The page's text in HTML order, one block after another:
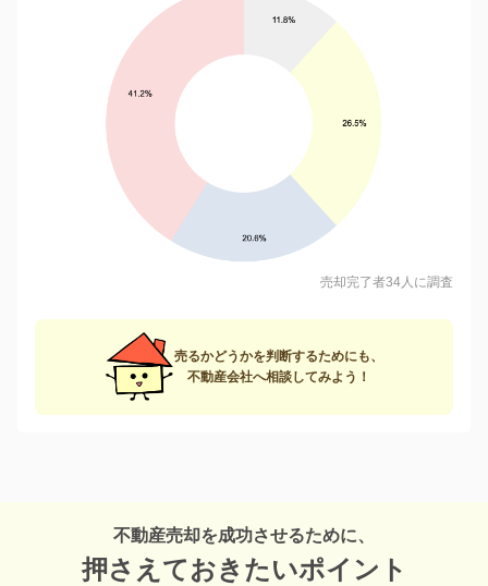
売却完了者34人に調査
売るかどうかを判断するためにも、
不動産会社へ相談してみよう！
不動産売却を成功させるために、
押さえておきたいポイント